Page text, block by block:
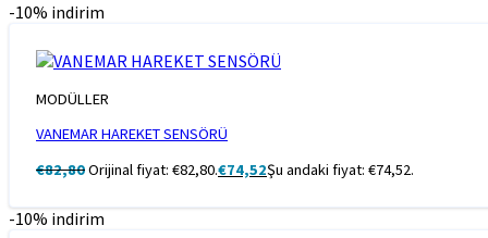
-10% indirim
MODÜLLER
VANEMAR HAREKET SENSÖRÜ
€82,80Orijinal fiyat: €82,80.€74,52Şu andaki fiyat: €74,52.
-10% indirim